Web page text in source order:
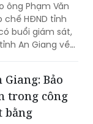
An Giang về
chính, giải
trong lĩnh vực
kết quả thực
các giải pháp
vụ Nhân
và làm việc
Thanh Lâm,
Giang: Bảo
bằng
với các hộ
án thu hồi đất,